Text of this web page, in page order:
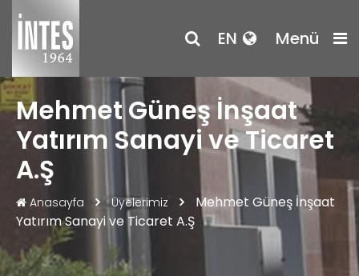
EN Menü
Mehmet Güneş İnşaat
Yatırım Sanayi ve Ticaret
A.Ş
Anasayfa Üyelerimiz
Mehmet Güneş İnşaat
Yatırım Sanayi ve Ticaret A.Ş